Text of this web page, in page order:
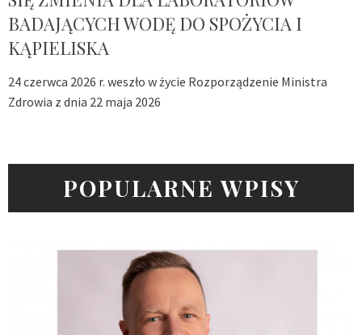
BADAJĄCYCH WODĘ DO SPOŻYCIA I
KĄPIELISKA
24 czerwca 2026 r. weszło w życie Rozporządzenie Ministra
Zdrowia z dnia 22 maja 2026
POPULARNE WPISY